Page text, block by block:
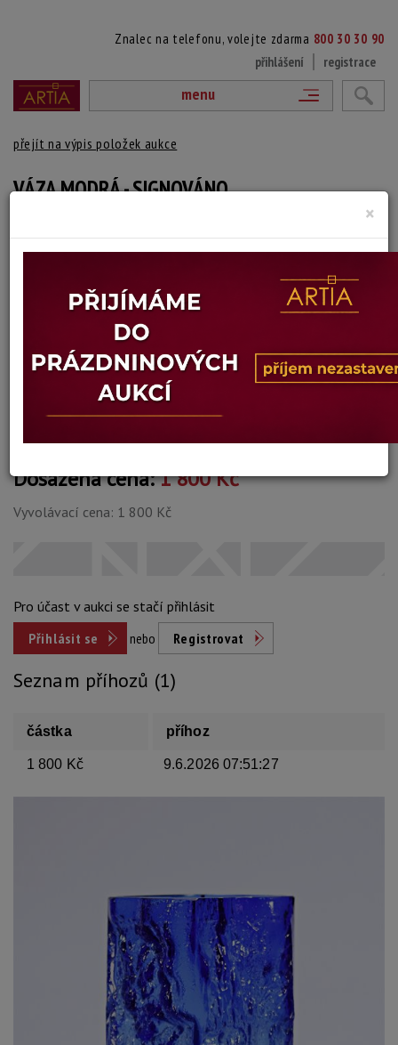
Znalec na telefonu, volejte zdarma 800 30 30 90
přihlášení
registrace
menu
přejít na výpis položek aukce
VÁZA MODRÁ - SIGNOVÁNO
(? - ?)
umělecké sklo, sklárna Kumela ve Finsku, signováno zespodu
09.06.2026 20:08 SELČ
Dosažená cena:1 800 Kč
Vyvolávací cena: 1 800 Kč
Pro účast v aukci se stačí přihlásit
Přihlásit se
nebo Registrovat
Seznam příhozů (1)
částka příhoz
1 800 Kč 9.6.2026 07:51:27
×